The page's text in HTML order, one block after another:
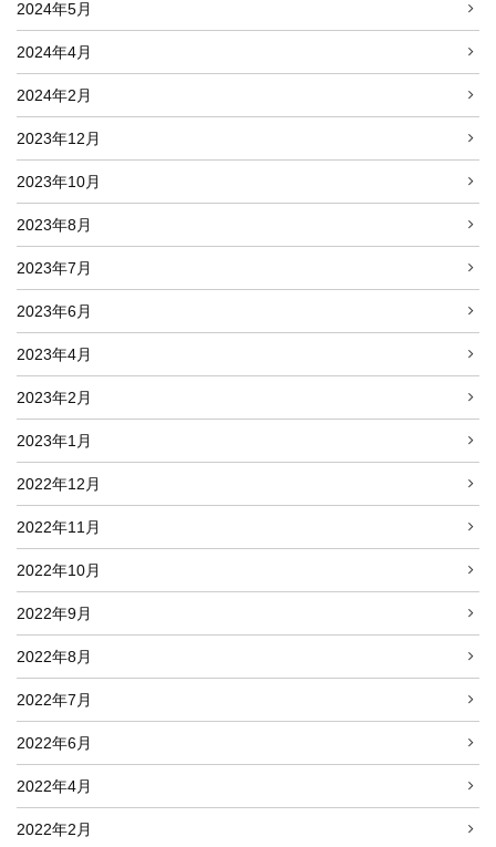
2024年5月
2024年4月
2024年2月
2023年12月
2023年10月
2023年8月
2023年7月
2023年6月
2023年4月
2023年2月
2023年1月
2022年12月
2022年11月
2022年10月
2022年9月
2022年8月
2022年7月
2022年6月
2022年4月
2022年2月